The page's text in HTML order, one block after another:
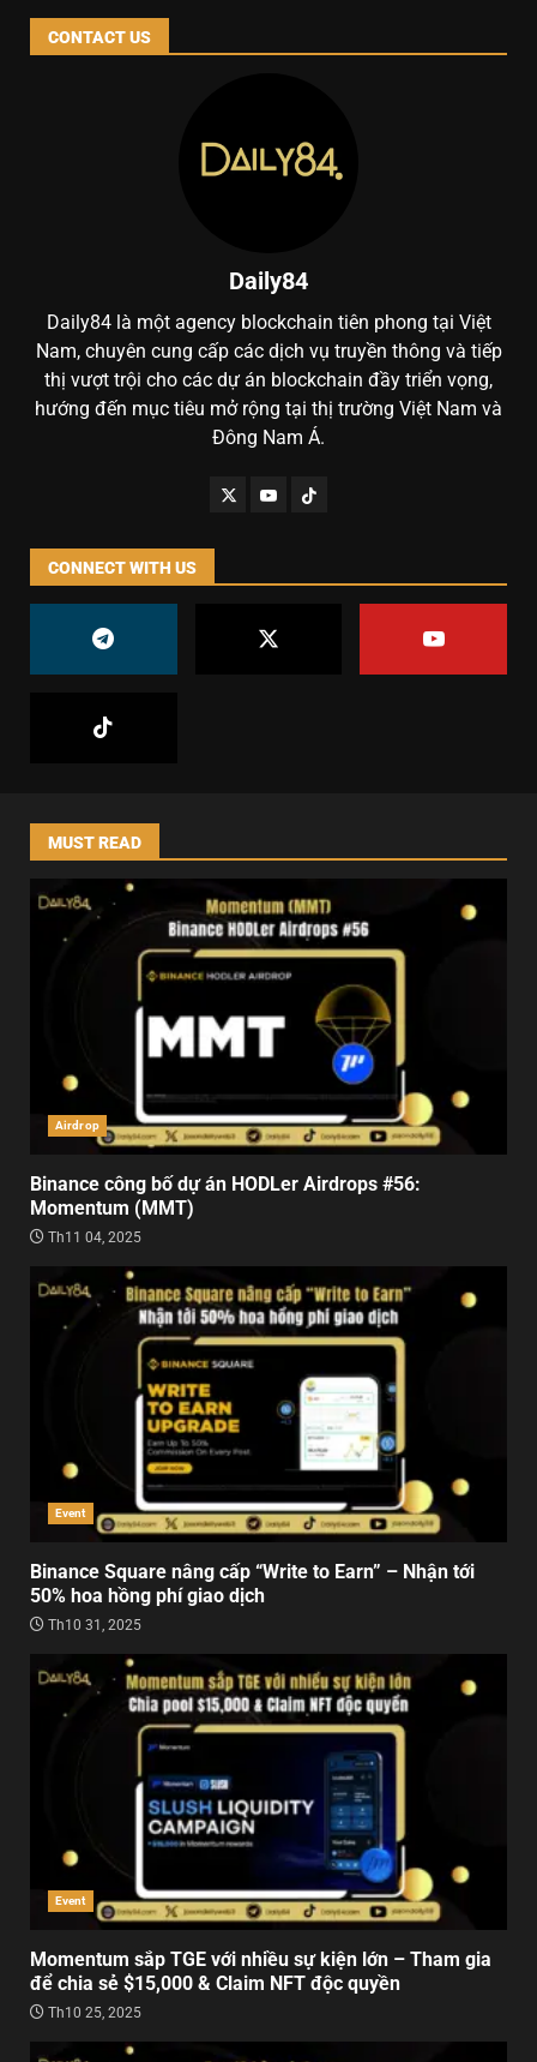
CONTACT US
Daily84
Daily84 là một agency blockchain tiên phong tại Việt
Nam, chuyên cung cấp các dịch vụ truyền thông và tiếp
thị vượt trội cho các dự án blockchain đầy triển vọng,
hướng đến mục tiêu mở rộng tại thị trường Việt Nam và
Đông Nam Á.
CONNECT WITH US
MUST READ
Airdrop
Binance công bố dự án HODLer Airdrops #56:
Momentum (MMT)
Th11 04, 2025
Event
Binance Square nâng cấp “Write to Earn” – Nhận tới
50% hoa hồng phí giao dịch
Th10 31, 2025
Event
Momentum sắp TGE với nhiều sự kiện lớn – Tham gia
để chia sẻ $15,000 & Claim NFT độc quyền
Th10 25, 2025